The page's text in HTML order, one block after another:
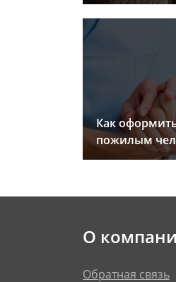
Как
пожилым
О
Обратная связь